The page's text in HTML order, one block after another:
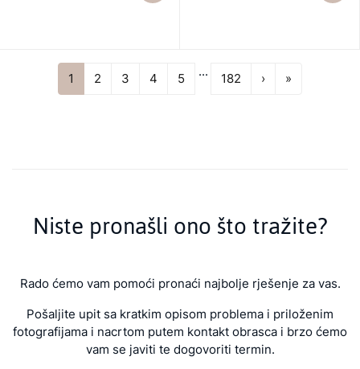
1 2 3 4 5 ... 182 ›Next
»
Niste pronašli ono što tražite?
Rado ćemo vam pomoći pronaći najbolje rješenje za vas.
Pošaljite upit sa kratkim opisom problema i priloženim
fotografijama i nacrtom putem kontakt obrasca i brzo ćemo
vam se javiti te dogovoriti termin.